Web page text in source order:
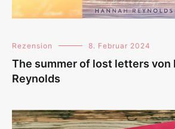
Rezension 8. Februar 2024
The summer of lost letters von
Reynolds